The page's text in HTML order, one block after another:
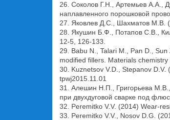
26. Соколов Г.Н., Артемьев А.А.,
наплавленного порошковой
27. Яковлев Д.С., Шахматов М.В.
28. Якушин Б.Ф., Потапов С.В.,
12-5, 126-133.
29. Babu N., Talari M., Pan D.,
modified fillers. Materials chemistry
30. Kuznetsov V.D., Stepanov
tpwj2015.11.01
31. Алешин Н.П., Григорьева
при двухдуговой сварке под
32. Peremitko V.V. (2014) Wear-
33. Peremitko V.V., Nosov D.G.